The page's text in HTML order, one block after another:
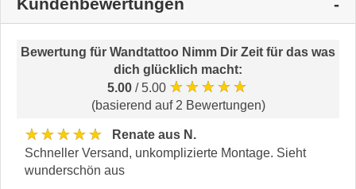
Bewertung für Wandtattoo Nimm Dir Zeit für das was
dich glücklich macht:
5.00 / 5.00 ★★★★★
(basierend auf 2 Bewertungen)
★★★★★
Renate aus N.
Schneller Versand, unkomplizierte Montage. Sieht
wunderschön aus